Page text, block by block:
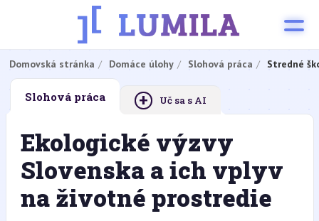
Domovská stránka Domáce úlohy Slohová práca Stredné
Slohová práca + Uč sa s AI
Ekologické výzvy
Slovenska a ich vplyv
na životné prostredie